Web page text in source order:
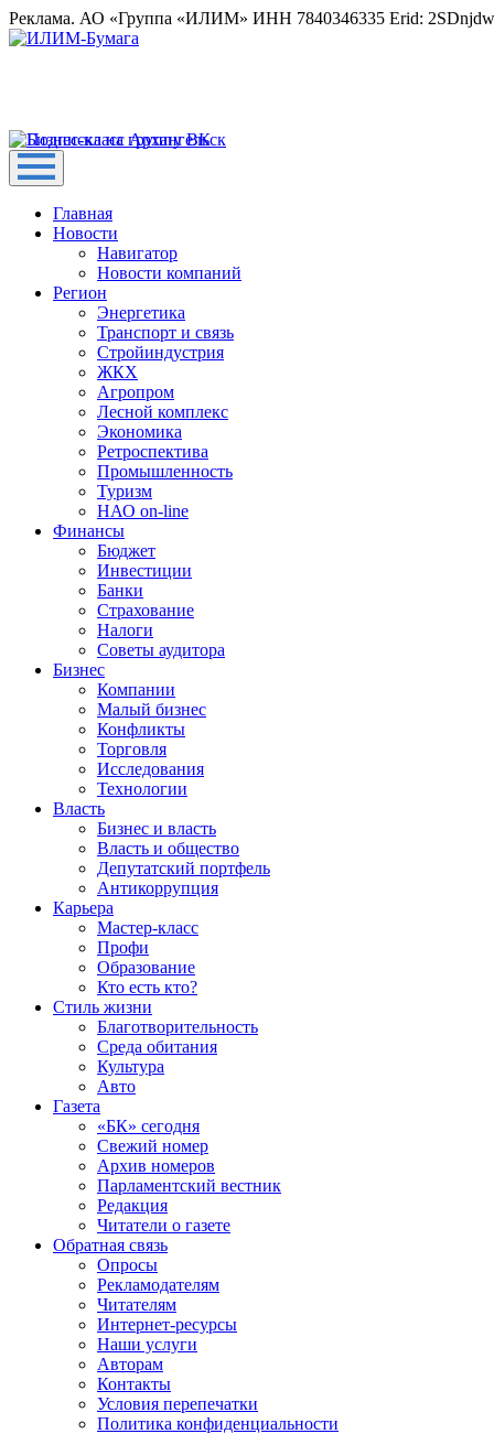
Реклама. АО «Группа «ИЛИМ» ИНН 7840346335 Erid:
Главная
Новости
Навигатор
Новости компаний
Регион
Энергетика
Транспорт и связь
Стройиндустрия
ЖКХ
Агропром
Лесной комплекс
Экономика
Ретроспектива
Промышленность
Туризм
НАО on-line
Финансы
Бюджет
Инвестиции
Банки
Страхование
Налоги
Советы аудитора
Бизнес
Компании
Малый бизнес
Конфликты
Торговля
Исследования
Технологии
Власть
Бизнес и власть
Власть и общество
Депутатский портфель
Антикоррупция
Карьера
Мастер-класс
Профи
Образование
Кто есть кто?
Стиль жизни
Благотворительность
Среда обитания
Культура
Авто
Газета
«БК» сегодня
Свежий номер
Архив номеров
Парламентский вестник
Редакция
Читатели о газете
Обратная связь
Опросы
Рекламодателям
Читателям
Интернет-ресурсы
Наши услуги
Авторам
Контакты
Условия перепечатки
Политика конфиденциальности